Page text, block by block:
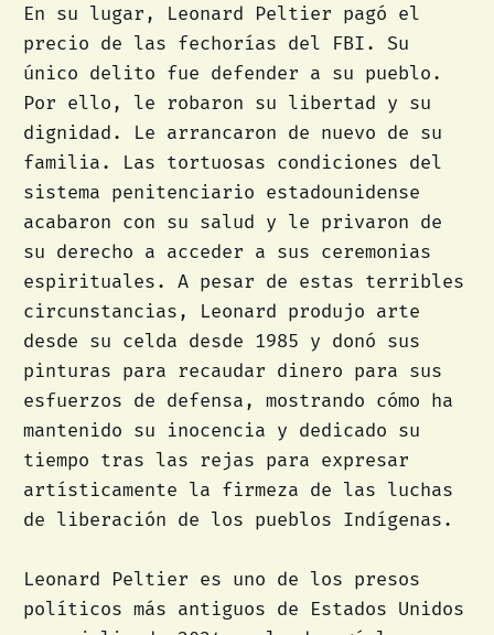
En su lugar, Leonard Peltier pagó el
precio de las fechorías del FBI. Su
único delito fue defender a su pueblo.
Por ello, le robaron su libertad y su
dignidad. Le arrancaron de nuevo de su
familia. Las tortuosas condiciones del
sistema penitenciario estadounidense
acabaron con su salud y le privaron de
su derecho a acceder a sus ceremonias
espirituales. A pesar de estas terribles
circunstancias, Leonard produjo arte
desde su celda desde 1985 y donó sus
pinturas para recaudar dinero para sus
esfuerzos de defensa, mostrando cómo ha
mantenido su inocencia y dedicado su
tiempo tras las rejas para expresar
artísticamente la firmeza de las luchas
de liberación de los pueblos Indígenas.
Leonard Peltier es uno de los presos
políticos más antiguos de Estados Unidos